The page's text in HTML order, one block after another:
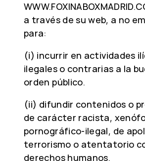
a través de su web, a no
para:
(i) incurrir en actividades
ilegales o contrarias a la
orden público.
(ii) difundir contenidos o
de carácter racista,
pornográfico-ilegal, de
terrorismo o atentatorio
derechos humanos.